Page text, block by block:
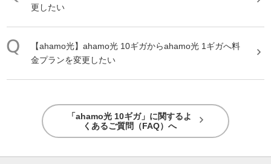
更したい
【ahamo光】 ahamo光 10ギガからahamo光 1ギガへ料
金プランを変更したい
「ahamo光 10ギガ」に関するよ
くあるご質問（FAQ）へ